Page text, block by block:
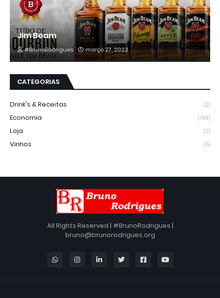
Jim Beam
#BrunoRodrigues março 27, 2023
CATEGORIAS
Drink's & Receitas (2)
Economia (769)
Loja (2)
Vinhos (5)
All Rights Reserved | #BrunoRodrigues |
bruno@brunorodrigues.org